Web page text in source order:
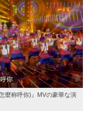
麼称呼你)』MVの豪華な演